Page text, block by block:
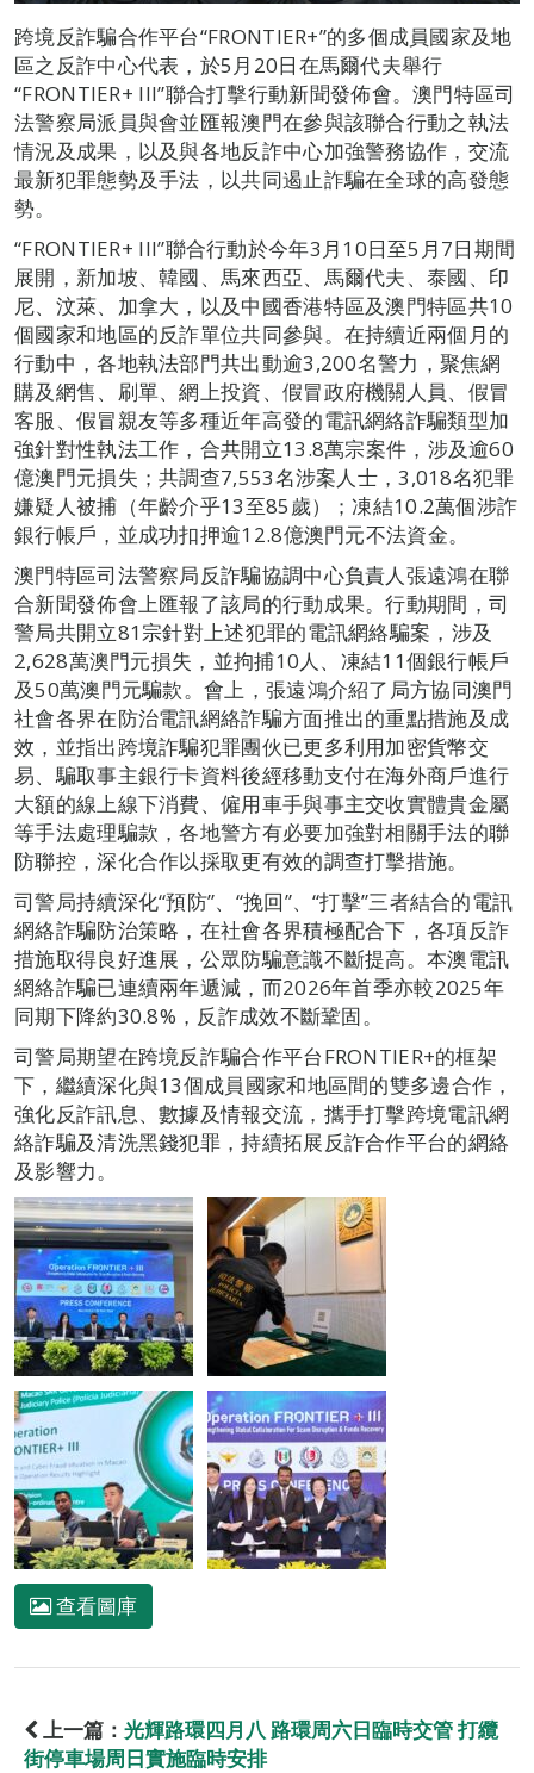
跨境反詐騙合作平台“FRONTIER+”的多個成員國家及地
區之反詐中心代表，於5月20日在馬爾代夫舉行
“FRONTIER+ III”聯合打擊行動新聞發佈會。澳門特區司
法警察局派員與會並匯報澳門在參與該聯合行動之執法
情況及成果，以及與各地反詐中心加強警務協作，交流
最新犯罪態勢及手法，以共同遏止詐騙在全球的高發態
勢。
“FRONTIER+ III”聯合行動於今年3月10日至5月7日期間
展開，新加坡、韓國、馬來西亞、馬爾代夫、泰國、印
尼、汶萊、加拿大，以及中國香港特區及澳門特區共10
個國家和地區的反詐單位共同參與。在持續近兩個月的
行動中，各地執法部門共出動逾3,200名警力，聚焦網
購及網售、刷單、網上投資、假冒政府機關人員、假冒
客服、假冒親友等多種近年高發的電訊網絡詐騙類型加
強針對性執法工作，合共開立13.8萬宗案件，涉及逾60
億澳門元損失；共調查7,553名涉案人士，3,018名犯罪
嫌疑人被捕（年齡介乎13至85歲）；凍結10.2萬個涉詐
銀行帳戶，並成功扣押逾12.8億澳門元不法資金。
澳門特區司法警察局反詐騙協調中心負責人張遠鴻在聯
合新聞發佈會上匯報了該局的行動成果。行動期間，司
警局共開立81宗針對上述犯罪的電訊網絡騙案，涉及
2,628萬澳門元損失，並拘捕10人、凍結11個銀行帳戶
及50萬澳門元騙款。會上，張遠鴻介紹了局方協同澳門
社會各界在防治電訊網絡詐騙方面推出的重點措施及成
效，並指出跨境詐騙犯罪團伙已更多利用加密貨幣交
易、騙取事主銀行卡資料後經移動支付在海外商戶進行
大額的線上線下消費、僱用車手與事主交收實體貴金屬
等手法處理騙款，各地警方有必要加強對相關手法的聯
防聯控，深化合作以採取更有效的調查打擊措施。
司警局持續深化“預防”、“挽回”、“打擊”三者結合的電訊
網絡詐騙防治策略，在社會各界積極配合下，各項反詐
措施取得良好進展，公眾防騙意識不斷提高。本澳電訊
網絡詐騙已連續兩年遞減，而2026年首季亦較2025年
同期下降約30.8%，反詐成效不斷鞏固。
司警局期望在跨境反詐騙合作平台FRONTIER+的框架
下，繼續深化與13個成員國家和地區間的雙多邊合作，
強化反詐訊息、數據及情報交流，攜手打擊跨境電訊網
絡詐騙及清洗黑錢犯罪，持續拓展反詐合作平台的網絡
及影響力。
查看圖庫
上一篇： 光輝路環四月八 路環周六日臨時交管 打纜
街停車場周日實施臨時安排